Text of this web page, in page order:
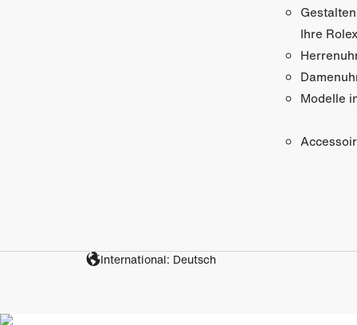
Ihre
Modelle
International: Deutsch